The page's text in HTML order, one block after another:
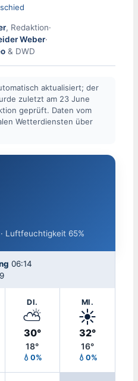
, Redaktion·
Weber·
& DWD
aktualisiert; der
zuletzt am 23 June
geprüft. Daten vom
Wetterdiensten über
Luftfeuchtigkeit 65%
06:14
DI.
⛅
30°
18°
💧0%
MI.
☀️
32°
16°
💧0%